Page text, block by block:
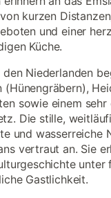
kurzen
und einer
Küche.
den Niederlanden
(Hünengräbern),
sowie einem sehr
Die stille,
und wasserreiche
vertraut an. Sie
unter
Gastlichkeit.